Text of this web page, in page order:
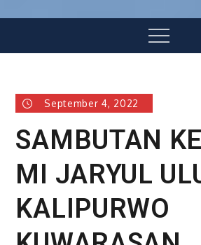
Menu
September 4, 2022
SAMBUTAN
MI JARYUL
KALIPURWO